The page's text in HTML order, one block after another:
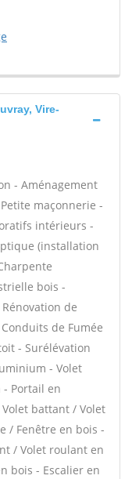
Vire-
- Aménagement
maçonnerie -
intérieurs -
(installation
bois -
de
de Fumée
- Surélévation
- Volet
Portail en
battant / Volet
/ Fenêtre en bois -
/ Volet roulant en
bois - Escalier en